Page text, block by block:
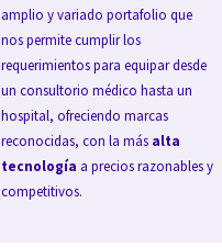
amplio y variado portafolio que
nos permite cumplir los
requerimientos para equipar desde
un consultorio médico hasta un
hospital, ofreciendo marcas
reconocidas, con la más alta
tecnología a precios razonables y
competitivos.